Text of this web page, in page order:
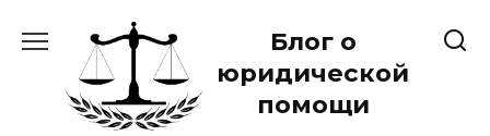
содержанию
Блог о
юридической
помощи